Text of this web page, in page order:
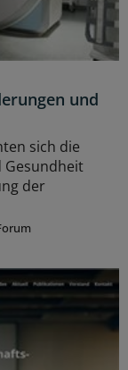
und
sich die
Gesundheit
der